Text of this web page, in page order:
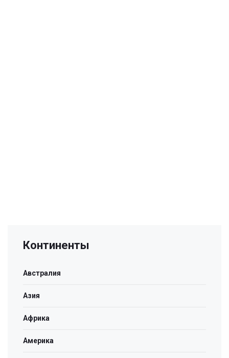
Континенты
Австралия
Азия
Африка
Америка